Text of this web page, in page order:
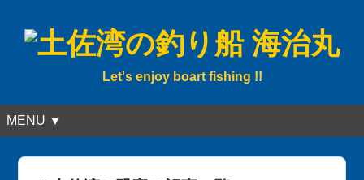
Let's enjoy boart fishing !!
MENU ▼